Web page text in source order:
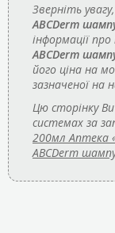
Зверніть
АВСDerm
інформації
АВСDerm
його ціна на
зазначеної на
Цю сторінку
системах за
200мл Аптека
АВСDerm